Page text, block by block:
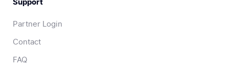
Support
Partner Login
Contact
FAQ